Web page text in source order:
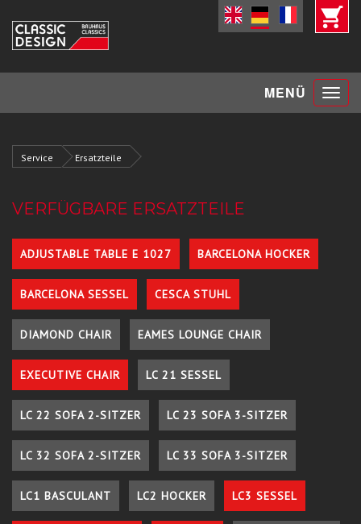
MENÜ Toggle
Service Ersatzteile
VERFÜGBARE ERSATZTEILE
ADJUSTABLE TABLE E 1027 BARCELONA HOCKER
BARCELONA SESSEL CESCA STUHL
DIAMOND CHAIR EAMES LOUNGE CHAIR
EXECUTIVE CHAIR LC 21 SESSEL
LC 22 SOFA 2-SITZER LC 23 SOFA 3-SITZER
LC 32 SOFA 2-SITZER LC 33 SOFA 3-SITZER
LC1 BASCULANT LC2 HOCKER LC3 SESSEL